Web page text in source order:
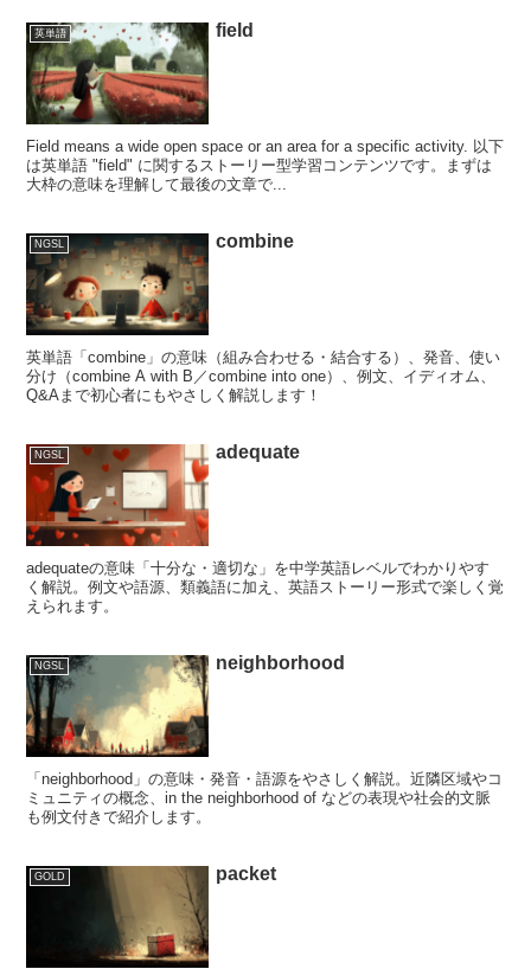
英単語 field
Field means a wide open space or an area for a specific activity. 以下
は英単語 "field" に関するストーリー型学習コンテンツです。まずは
大枠の意味を理解して最後の文章で...
NGSL combine
英単語「combine」の意味（組み合わせる・結合する）、発音、使い
分け（combine A with B／combine into one）、例文、イディオム、
Q&Aまで初心者にもやさしく解説します！
NGSL adequate
adequateの意味「十分な・適切な」を中学英語レベルでわかりやす
く解説。例文や語源、類義語に加え、英語ストーリー形式で楽しく覚
えられます。
NGSL neighborhood
「neighborhood」の意味・発音・語源をやさしく解説。近隣区域やコ
ミュニティの概念、in the neighborhood of などの表現や社会的文脈
も例文付きで紹介します。
GOLD packet